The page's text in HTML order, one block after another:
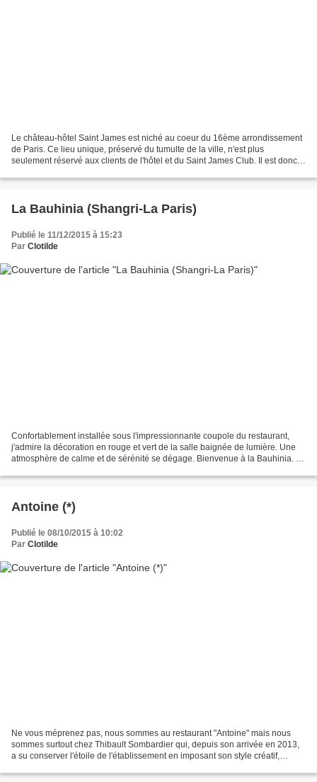
Le château-hôtel Saint James est niché au coeur du 16ème arrondissement
de Paris. Ce lieu unique, préservé du tumulte de la ville, n'est plus
seulement réservé aux clients de l'hôtel et du Saint James Club. Il est donc
La Bauhinia (Shangri-La Paris)
Publié le 11/12/2015 à 15:23
Par Clotilde
Confortablement installée sous l'impressionnante coupole du restaurant,
j'admire la décoration en rouge et vert de la salle baignée de lumière. Une
atmosphère de calme et de sérénité se dégage. Bienvenue à la Bauhinia. La
Antoine (*)
Publié le 08/10/2015 à 10:02
Par Clotilde
Ne vous méprenez pas, nous sommes au restaurant "Antoine" mais nous
sommes surtout chez Thibault Sombardier qui, depuis son arrivée en 2013,
a su conserver l'étoile de l'établissement en imposant son style créatif,